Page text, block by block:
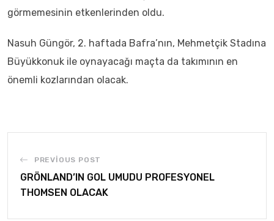
görmemesinin etkenlerinden oldu.
Nasuh Güngör, 2. haftada Bafra’nın, Mehmetçik Stadına
Büyükkonuk ile oynayacağı maçta da takımının en
önemli kozlarından olacak.
PREVIOUS POST
GRÖNLAND’IN GOL UMUDU PROFESYONEL
THOMSEN OLACAK